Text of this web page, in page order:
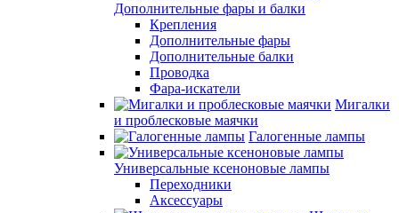
Дополнительные фары и балки
Крепления
Дополнительные фары
Дополнительные балки
Проводка
Фара-искатели
Мигалки
и проблесковые маячки
Галогенные лампы
Универсальные ксеноновые лампы
Переходники
Аксессуары